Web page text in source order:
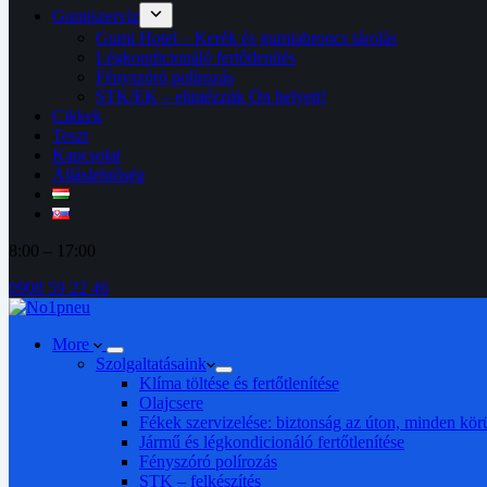
Gumiszerviz
Gumi Hotel – Kerék és gumiabroncs tárolás
Légkondicionáló fertőtlenítés
Fényszóró polírozás
STK/EK – elintézzük Ön helyett!
Cikkek
Teszt
Kapcsolat
Álláslehtőség
8:00 – 17:00
0908 59 22 46
More
Szolgaltatásaink
Klíma töltése és fertőtlenítése
Olajcsere
Fékek szervizelése: biztonság az úton, minden
Jármű és légkondicionáló fertőtlenítése
Fényszóró polírozás
STK – felkészítés